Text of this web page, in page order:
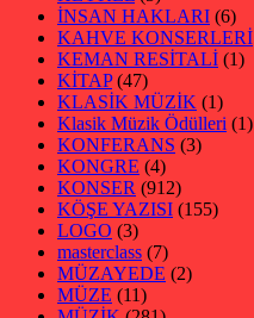
İNSAN HAKLARI (6)
KAHVE KONSERLERİ
KEMAN RESİTALİ (1)
KİTAP(47)
KLASİK MÜZİK (1)
Klasik Müzik Ödülleri (1)
KONFERANS (3)
KONGRE (4)
KONSER (912)
KÖŞE YAZISI (155)
LOGO (3)
masterclass (7)
MÜZAYEDE (2)
MÜZE (11)